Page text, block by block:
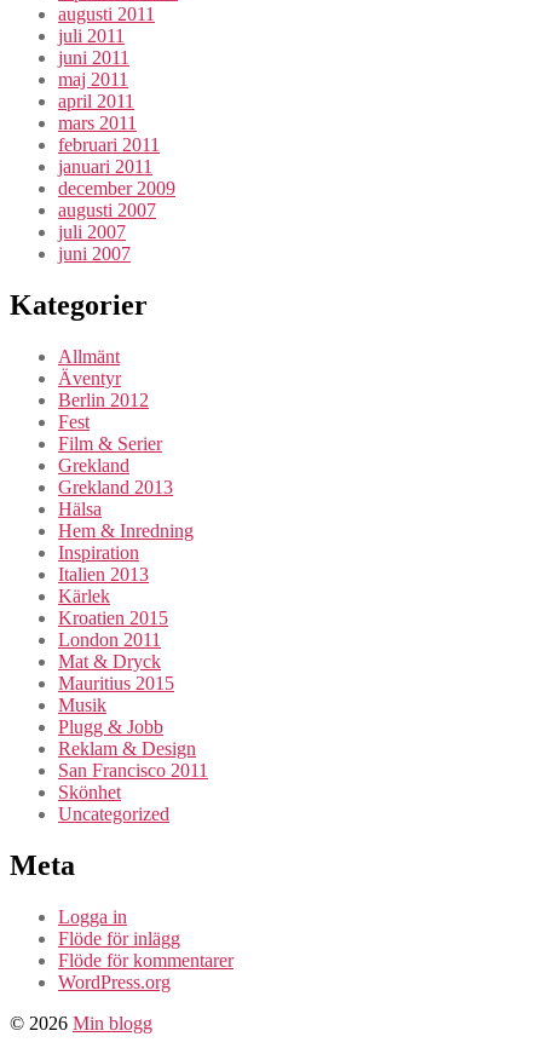
augusti 2011
juli 2011
juni 2011
maj 2011
april 2011
mars 2011
februari 2011
januari 2011
december 2009
augusti 2007
juli 2007
juni 2007
Kategorier
Allmänt
Äventyr
Berlin 2012
Fest
Film & Serier
Grekland
Grekland 2013
Hälsa
Hem & Inredning
Inspiration
Italien 2013
Kärlek
Kroatien 2015
London 2011
Mat & Dryck
Mauritius 2015
Musik
Plugg & Jobb
Reklam & Design
San Francisco 2011
Skönhet
Uncategorized
Meta
Logga in
Flöde för inlägg
Flöde för kommentarer
WordPress.org
© 2026 Min blogg